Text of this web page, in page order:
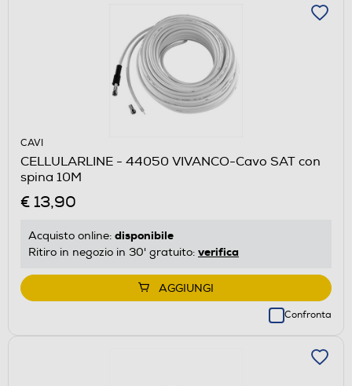
CAVI
CELLULARLINE - 44050 VIVANCO-Cavo SAT con
spina 10M
€ 13,90
Acquisto online: disponibile
Ritiro in negozio in 30' gratuito: verifica
AGGIUNGI
Confronta